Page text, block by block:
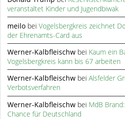
veranstaltet Kinder und Jugendbiwak
meilo beiVogelsbergkreis zeichnet
der Ehrenamts-Card aus
Werner-Kalbfleischw bei Kaum ein
Vogelsbergkreis kann bis 67 arbeiten
Werner-Kalbfleischw beiAlsfelder
Verbotsverfahren
Werner-Kalbfleischw bei MdB
Chance für Deutschland